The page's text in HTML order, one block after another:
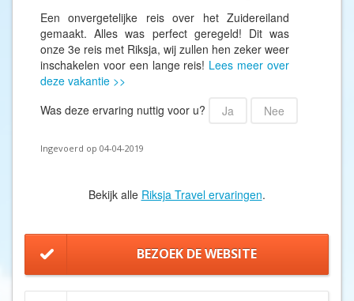
Een onvergetelijke reis over het Zuidereiland
gemaakt. Alles was perfect geregeld! Dit was
onze 3e reis met Riksja, wij zullen hen zeker weer
inschakelen voor een lange reis! Lees meer over
deze vakantie >>
Was deze ervaring nuttig voor u?
Ja Nee
Ingevoerd op 04-04-2019
Bekijk alle Riksja Travel ervaringen.
BEZOEK DE WEBSITE